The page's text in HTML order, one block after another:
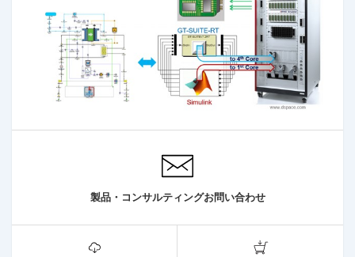
製品・コンサルティングお問い合わせ